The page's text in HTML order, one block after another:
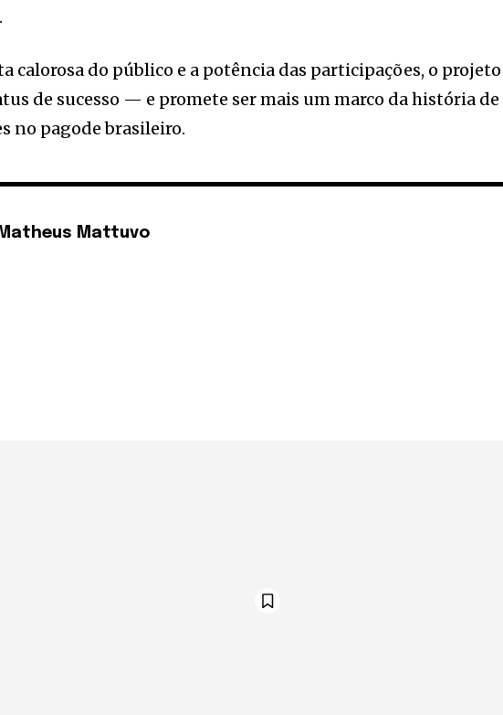
calorosa do público e a potência das participações, o
de sucesso — e promete ser mais um marco da história de
no pagode brasileiro.
Matheus Mattuvo